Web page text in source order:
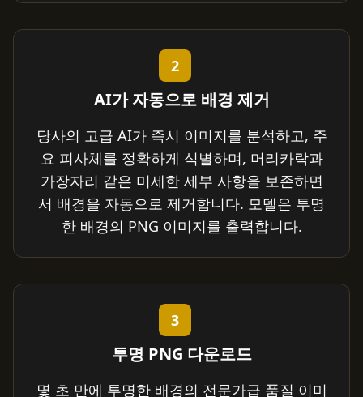
2
AI가 자동으로 배경 제거
당사의 고급 AI가 즉시 이미지를 분석하고, 주
요 피사체를 정확하게 식별하며, 머리카락과
가장자리 같은 미세한 세부 사항을 보존하면
서 배경을 자동으로 제거합니다. 모델은 투명
한 배경의 PNG 이미지를 출력합니다.
3
투명 PNG 다운로드
몇 초 만에 투명한 배경의 전문가급 품질 이미